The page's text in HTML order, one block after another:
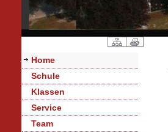
Home
Schule
Klassen
Service
Team